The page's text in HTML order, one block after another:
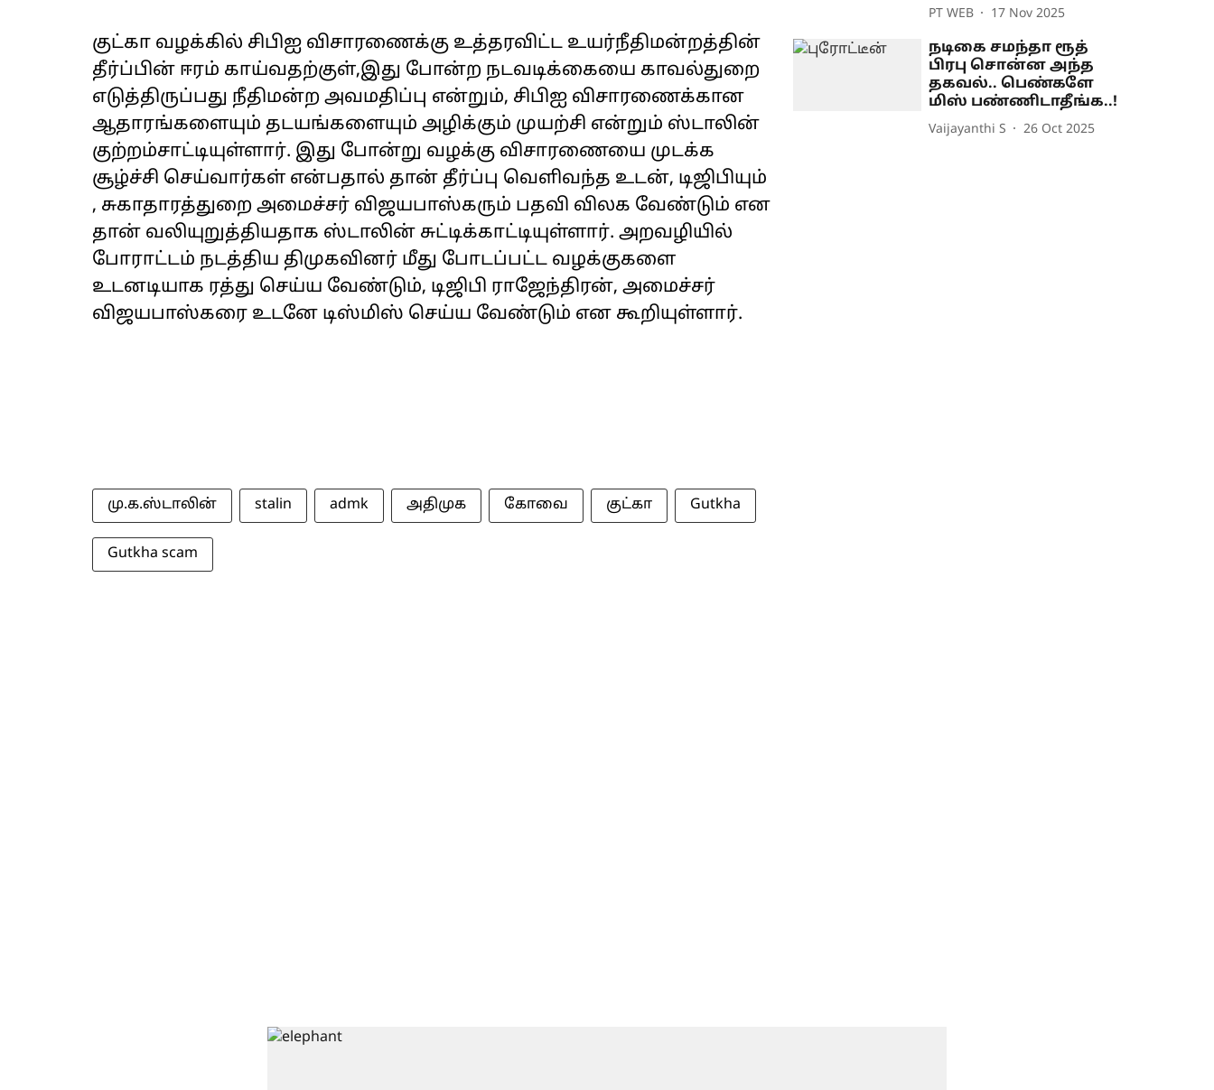
குட்கா வழக்கில் சிபிஐ விசாரணைக்கு உத்தரவிட்ட உயர்நீதிமன்றத்தின்
தீர்ப்பின் ஈரம் காய்வதற்குள்,இது போன்ற நடவடிக்கையை காவல்துறை
எடுத்திருப்பது நீதிமன்ற அவமதிப்பு என்றும், சிபிஐ விசாரணைக்கான
ஆதாரங்களையும் தடயங்களையும் அழிக்கும் முயற்சி என்றும் ஸ்டாலின்
குற்றம்சாட்டியுள்ளார். இது போன்று வழக்கு விசாரணையை முடக்க
சூழ்ச்சி செய்வார்கள் என்பதால் தான் தீர்ப்பு வெளிவந்த உடன், டிஜிபியும்
, சுகாதாரத்துறை அமைச்சர் விஜயபாஸ்கரும் பதவி விலக வேண்டும் என
தான் வலியுறுத்தியதாக ஸ்டாலின் சுட்டிக்காட்டியுள்ளார். அறவழியில்
போராட்டம் நடத்திய திமுகவினர் மீது போடப்பட்ட வழக்குகளை
உடனடியாக ரத்து செய்ய வேண்டும், டிஜிபி ராஜேந்திரன், அமைச்சர்
விஜயபாஸ்கரை உடனே டிஸ்மிஸ் செய்ய வேண்டும் என கூறியுள்ளார்.
மு.க.ஸ்டாலின் stalin admk அதிமுக கோவை குட்கா Gutkha
Gutkha scam
PT WEB 17 Nov 2025
நடிகை சமந்தா ரூத்
பிரபு சொன்ன அந்த
தகவல்.. பெண்களே
மிஸ் பண்ணிடாதீங்க..!
Vaijayanthi S 26 Oct 2025